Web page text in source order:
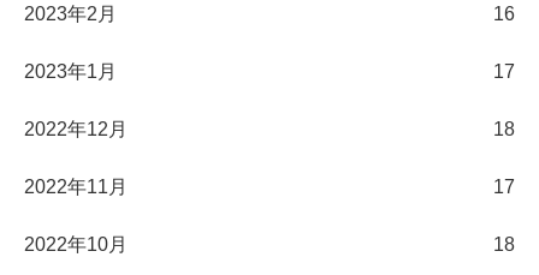
2023年2月 16
2023年1月 17
2022年12月 18
2022年11月 17
2022年10月 18